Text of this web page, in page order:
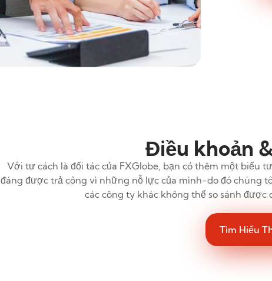
Điều khoản
Với tư cách là đối tác của FXGlobe, bạn có thêm một biểu
đáng được trả công vì những nỗ lực của mình-do đó chúng
các công ty khác không thể so sánh
Tìm Hiểu